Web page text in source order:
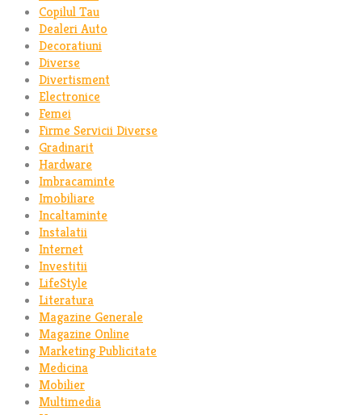
Copilul Tau
Dealeri Auto
Decoratiuni
Diverse
Divertisment
Electronice
Femei
Firme Servicii Diverse
Gradinarit
Hardware
Imbracaminte
Imobiliare
Incaltaminte
Instalatii
Internet
Investitii
LifeStyle
Literatura
Magazine Generale
Magazine Online
Marketing Publicitate
Medicina
Mobilier
Multimedia